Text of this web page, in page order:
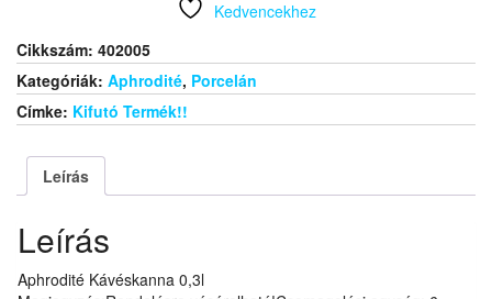
Kedvencekhez
Cikkszám: 402005
Kategóriák: Aphrodité, Porcelán
Címke: Kifutó Termék!!
Leírás
Leírás
Aphrodité Kávéskanna 0,3l